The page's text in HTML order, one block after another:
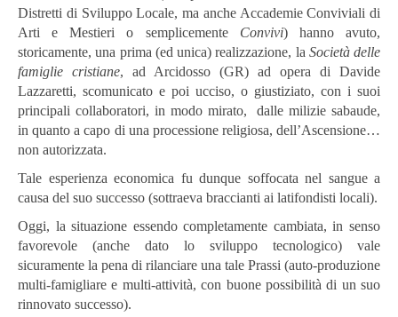
Distretti di Sviluppo Locale, ma anche Accademie Conviviali di
Arti e Mestieri o semplicemente Convivi) hanno avuto,
storicamente, una prima (ed unica) realizzazione, la Società delle
famiglie cristiane, ad Arcidosso (GR) ad opera di Davide
Lazzaretti, scomunicato e poi ucciso, o giustiziato, con i suoi
principali collaboratori, in modo mirato, dalle milizie sabaude,
in quanto a capo di una processione religiosa, dell’Ascensione…
non autorizzata.
Tale esperienza economica fu dunque soffocata nel sangue a
causa del suo successo (sottraeva braccianti ai latifondisti locali).
Oggi, la situazione essendo completamente cambiata, in senso
favorevole (anche dato lo sviluppo tecnologico) vale
sicuramente la pena di rilanciare una tale Prassi (auto-produzione
multi-famigliare e multi-attività, con buone possibilità di un suo
rinnovato successo).